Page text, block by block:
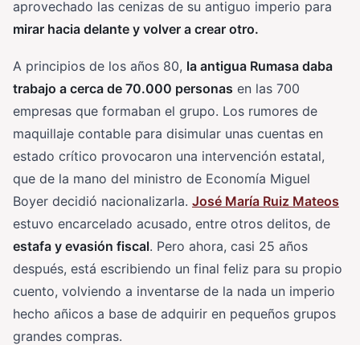
aprovechado las cenizas de su antiguo imperio para
mirar hacia delante y volver a crear otro.
A principios de los años 80, la antigua Rumasa daba
trabajo a cerca de 70.000 personas en las 700
empresas que formaban el grupo. Los rumores de
maquillaje contable para disimular unas cuentas en
estado crítico provocaron una intervención estatal,
que de la mano del ministro de Economía Miguel
Boyer decidió nacionalizarla. José María Ruiz Mateos
estuvo encarcelado acusado, entre otros delitos, de
estafa y evasión fiscal. Pero ahora, casi 25 años
después, está escribiendo un final feliz para su propio
cuento, volviendo a inventarse de la nada un imperio
hecho añicos a base de adquirir en pequeños grupos
grandes compras.